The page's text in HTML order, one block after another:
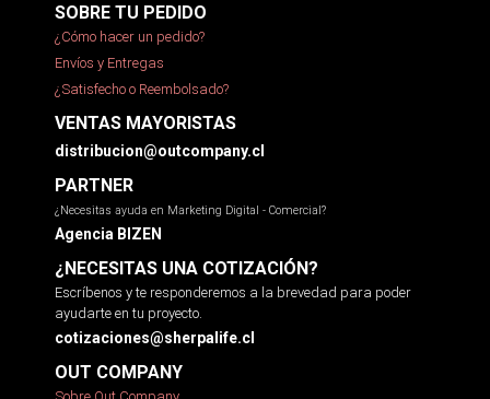
SOBRE TU PEDIDO
¿Cómo hacer un pedido?
Envíos y Entregas
¿Satisfecho o Reembolsado?
VENTAS MAYORISTAS
distribucion@outcompany.cl
PARTNER
¿Necesitas ayuda en Marketing Digital - Comercial?
Agencia BIZEN
¿NECESITAS UNA COTIZACIÓN?
Escríbenos y te responderemos a la brevedad para poder
ayudarte en tu proyecto.
cotizaciones@sherpalife.cl
OUT COMPANY